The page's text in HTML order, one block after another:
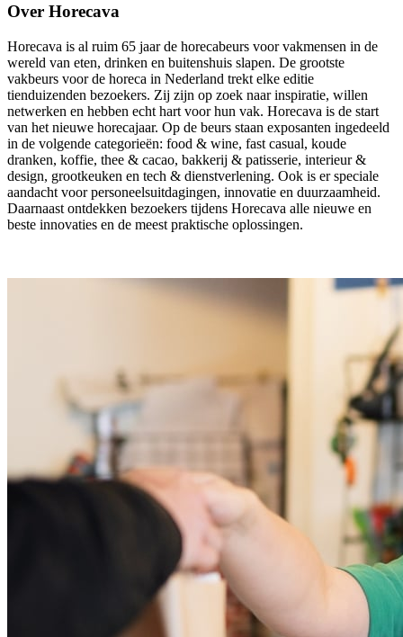
Over Horecava
Horecava is al ruim 65 jaar de horecabeurs voor vakmensen in de
wereld van eten, drinken en buitenshuis slapen. De grootste
vakbeurs voor de horeca in Nederland trekt elke editie
tienduizenden bezoekers. Zij zijn op zoek naar inspiratie, willen
netwerken en hebben echt hart voor hun vak. Horecava is de start
van het nieuwe horecajaar. Op de beurs staan exposanten ingedeeld
in de volgende categorieën: food & wine, fast casual, koude
dranken, koffie, thee & cacao, bakkerij & patisserie, interieur &
design, grootkeuken en tech & dienstverlening. Ook is er speciale
aandacht voor personeelsuitdagingen, innovatie en duurzaamheid.
Daarnaast ontdekken bezoekers tijdens Horecava alle nieuwe en
beste innovaties en de meest praktische oplossingen.